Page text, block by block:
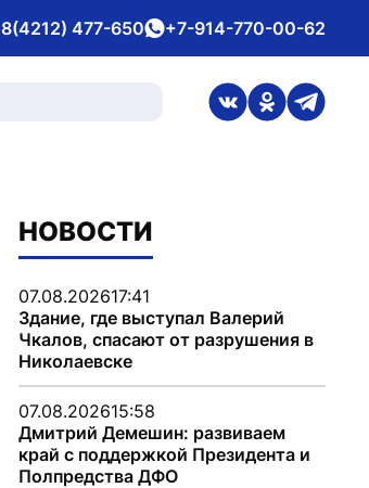
8(4212) 477-650whatsApp
+7-914-770-00-62
ссылка на
ссылка на
НОВОСТИ
07.08.202617:41
Здание, где выступал Валерий
Чкалов, спасают от разрушения в
Николаевске
07.08.202615:58
Дмитрий Демешин: развиваем
край с поддержкой Президента и
Полпредства ДФО